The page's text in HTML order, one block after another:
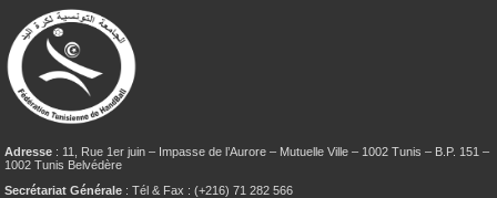
Adresse : 11, Rue 1er juin – Impasse de l’Aurore – Mutuelle Ville – 1002 Tunis – B.P. 151 –
1002 Tunis Belvédère
Secrétariat Générale : Tél & Fax : (+216) 71 282 566